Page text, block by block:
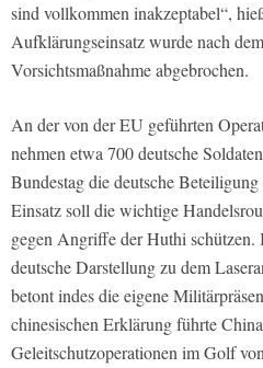
sind vollkommen inakzeptabel“,
Aufklärungseinsatz wurde nach
Vorsichtsmaßnahme abgebrochen.
An der von der EU geführten
nehmen etwa 700 deutsche
Bundestag die deutsche
Einsatz soll die wichtige
gegen Angriffe der Huthi
deutsche Darstellung zu dem
betont indes die eigene
chinesischen Erklärung führte
Geleitschutzoperationen im Golf